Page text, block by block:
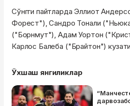
Сўнгги пайтларда Эллиот
Форест"), Сандро Тонали
("Борнмут"), Адам Уортон
Карлос Балеба ("Брайтон")
Ўхшаш янгиликлар